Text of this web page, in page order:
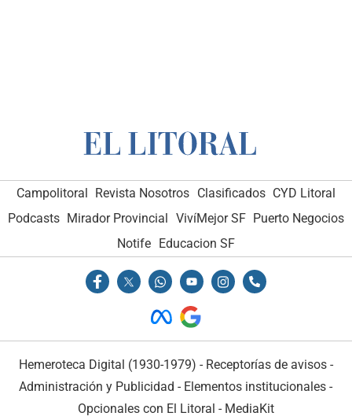
Campolitoral Revista Nosotros Clasificados CYD Litoral
Podcasts Mirador Provincial VivíMejor SF Puerto Negocios
Notife Educacion SF
Hemeroteca Digital (1930-1979) - Receptorías de avisos -
Administración y Publicidad - Elementos institucionales -
Opcionales con El Litoral - MediaKit